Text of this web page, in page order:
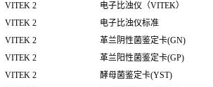
VITEK 2 电子比浊仪（VITEK）
VITEK 2 电子比浊仪标准
VITEK 2 革兰阴性菌鉴定卡(GN)
VITEK 2 革兰阳性菌鉴定卡(GP)
VITEK 2 酵母菌鉴定卡(YST)